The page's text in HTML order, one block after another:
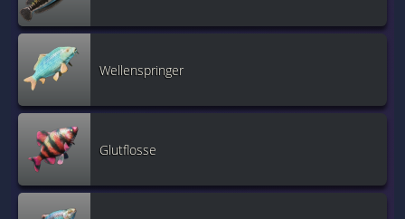
Wellenspringer
Glutflosse